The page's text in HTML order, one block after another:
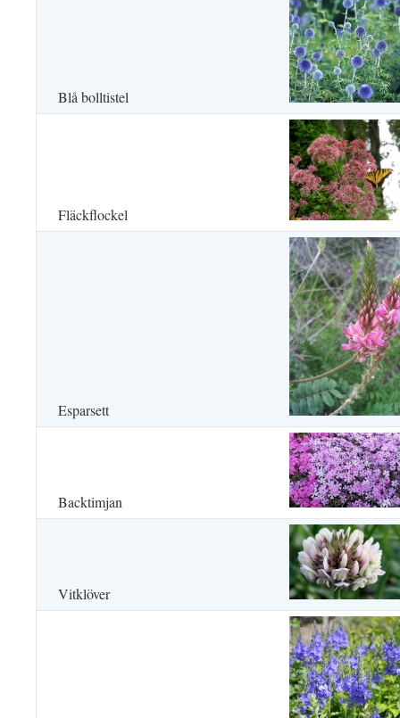
Blå bolltistel
Fläckflockel
Esparsett
Backtimjan
Vitklöver